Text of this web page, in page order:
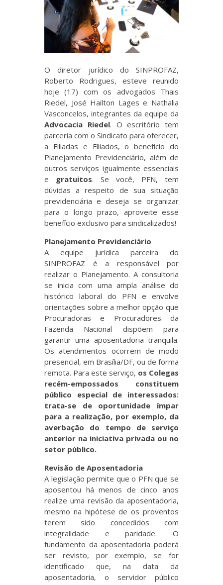
O diretor jurídico do SINPROFAZ,
Roberto Rodrigues, esteve reunido
hoje (17) com os advogados Thais
Riedel, José Hailton Lages e Nathalia
Vasconcelos, integrantes da equipe da
Advocacia Riedel. O escritório tem
parceria com o Sindicato para oferecer,
a Filiadas e Filiados, o benefício do
Planejamento Previdenciário, além de
outros serviços igualmente essenciais
e gratuitos. Se você, PFN, tem
dúvidas a respeito de sua situação
previdenciária e deseja se organizar
para o longo prazo, aproveite esse
benefício exclusivo para sindicalizados!
Planejamento Previdenciário
A equipe jurídica parceira do
SINPROFAZ é a responsável por
realizar o Planejamento. A consultoria
se inicia com uma ampla análise do
histórico laboral do PFN e envolve
orientações sobre a melhor opção que
Procuradoras e Procuradores da
Fazenda Nacional dispõem para
garantir uma aposentadoria tranquila.
Os atendimentos ocorrem de modo
presencial, em Brasília/DF, ou de forma
remota. Para este serviço, os Colegas
recém-empossados constituem
público especial de interessados:
trata-se de oportunidade ímpar
para a realização, por exemplo, da
averbação do tempo de serviço
anterior na iniciativa privada ou no
setor público.
Revisão de Aposentadoria
A legislação permite que o PFN que se
aposentou há menos de cinco anos
realize uma revisão da aposentadoria,
mesmo na hipótese de os proventos
terem sido concedidos com
integralidade e paridade. O
fundamento da aposentadoria poderá
ser revisto, por exemplo, se for
identificado que, na data da
aposentadoria, o servidor público